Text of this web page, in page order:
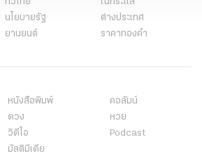
นโยบายรัฐ
ต่างประเทศ
ยานยนต์
ราคาทองคำ
หนังสือพิมพ์
คอลัมน์
ดวง
หวย
วิดีโอ
Podcast
มัลติมีเดีย